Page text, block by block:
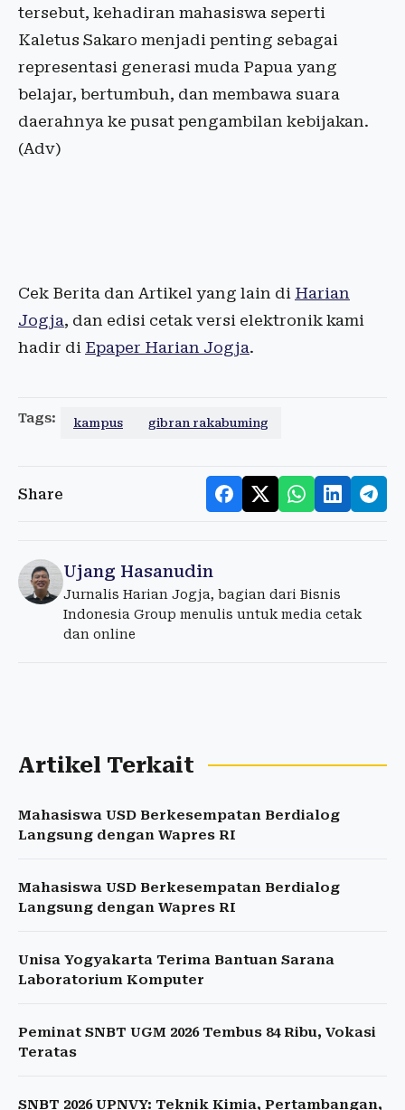
tersebut, kehadiran mahasiswa seperti
Kaletus Sakaro menjadi penting sebagai
representasi generasi muda Papua yang
belajar, bertumbuh, dan membawa suara
daerahnya ke pusat pengambilan kebijakan.
(Adv)
Cek Berita dan Artikel yang lain di Harian
Jogja, dan edisi cetak versi elektronik kami
hadir di Epaper Harian Jogja.
Tags: kampus gibran rakabuming
Share
Ujang Hasanudin
Jurnalis Harian Jogja, bagian dari Bisnis
Indonesia Group menulis untuk media cetak
dan online
Artikel Terkait
Mahasiswa USD Berkesempatan Berdialog
Langsung dengan Wapres RI
Mahasiswa USD Berkesempatan Berdialog
Langsung dengan Wapres RI
Unisa Yogyakarta Terima Bantuan Sarana
Laboratorium Komputer
Peminat SNBT UGM 2026 Tembus 84 Ribu, Vokasi
Teratas
SNBT 2026 UPNVY: Teknik Kimia, Pertambangan,